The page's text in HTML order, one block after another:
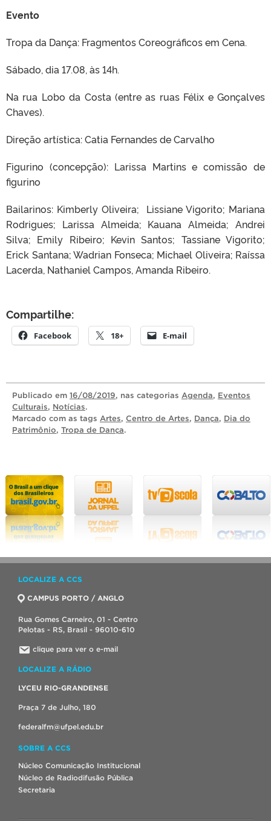
Evento
Tropa da Dança: Fragmentos Coreográficos em Cena.
Sábado, dia 17.08, às 14h.
Na rua Lobo da Costa (entre as ruas Félix e Gonçalves
Chaves).
Direção artística: Catia Fernandes de Carvalho
Figurino (concepção): Larissa Martins e comissão de
figurino
Bailarinos: Kimberly Oliveira; Lissiane Vigorito; Mariana
Rodrigues; Larissa Almeida; Kauana Almeida; Andrei
Silva; Emily Ribeiro; Kevin Santos; Tassiane Vigorito;
Erick Santana; Wadrian Fonseca; Michael Oliveira; Raíssa
Lacerda, Nathaniel Campos, Amanda Ribeiro.
Compartilhe:
Facebook 18+ E-mail
Publicado em 16/08/2019, nas categorias Agenda, Eventos
Culturais, Notícias.
Marcado com as tags Artes, Centro de Artes, Dança, Dia do
Patrimônio, Tropa de Dança.
LOCALIZE A CCS
CAMPUS PORTO / ANGLO
Rua Gomes Carneiro, 01 - Centro
Pelotas - RS, Brasil - 96010-610
clique para ver o e-mail
LOCALIZE A RÁDIO
LYCEU RIO-GRANDENSE
Praça 7 de Julho, 180
federalfm@ufpel.edu.br
SOBRE A CCS
Núcleo Comunicação Institucional
Núcleo de Radiodifusão Pública
Secretaria